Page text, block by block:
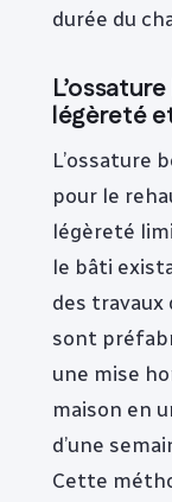
durée du
légèreté
L’ossature
pour le
légèreté
le bâti
des travaux
sont
une mise
maison en
d’une
Cette